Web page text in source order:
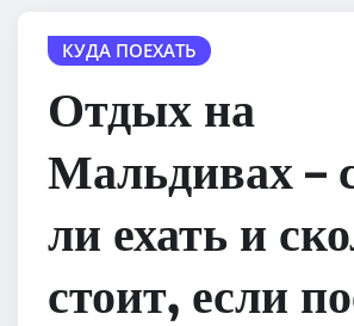
КУДА ПОЕХАТЬ
Отдых на
Мальдивах –
ли ехать и
стоит, если